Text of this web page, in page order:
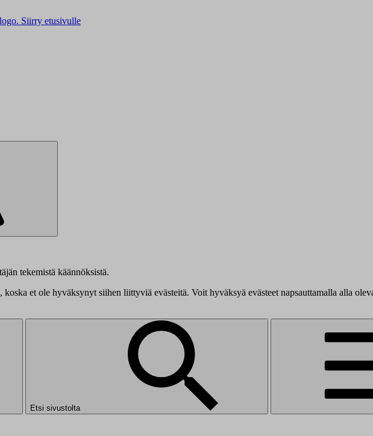
Siirry etusivulle
tekemistä käännöksistä.
et ole hyväksynyt siihen liittyviä evästeitä. Voit hyväksyä evästeet napsauttamalla alla
Etsi sivustolta